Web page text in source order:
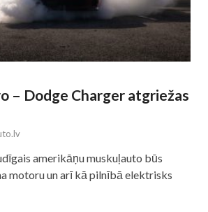
– Dodge Charger atgriežas
amerikāņu muskuļauto būs
motoru un arī kā pilnībā elektrisks